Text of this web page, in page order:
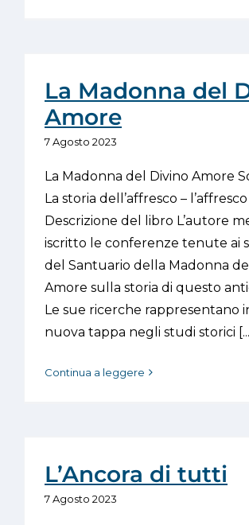
La Madonna del
Amore
7 Agosto 2023
La Madonna del Divino Amore
La storia dell’affresco –
Descrizione del libro L’autore
iscritto le conferenze tenute ai
del Santuario della Madonna
Amore sulla storia di questo
Le sue ricerche rappresentano
nuova tappa negli studi storici [...]
Continua a leggere
L’Ancora di tutti
7 Agosto 2023